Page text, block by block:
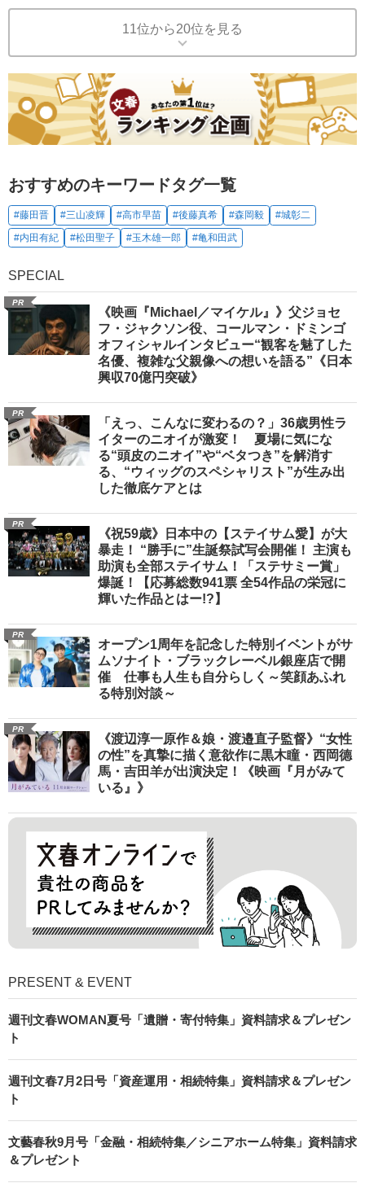
11位から20位を見る
おすすめのキーワードタグ一覧
#藤田晋 #三山凌輝 #高市早苗 #後藤真希 #森岡毅
#城彰二
#内田有紀
#松田聖子 #玉木雄一郎 #亀和田武
SPECIAL
PR
《映画『Michael／マイケル』》父ジョセ
フ・ジャクソン役、コールマン・ドミンゴ
オフィシャルインタビュー“観客を魅了した
名優、複雑な父親像への想いを語る”《日本
興収70億円突破》
PR
「えっ、こんなに変わるの？」36歳男性ラ
イターのニオイが激変！ 夏場に気にな
る“頭皮のニオイ”や“ベタつき”を解消す
る、“ウィッグのスペシャリスト”が生み出
した徹底ケアとは
PR
《祝59歳》日本中の【ステイサム愛】が大
暴走！ “勝手に”生誕祭試写会開催！ 主演も
助演も全部ステイサム！「ステサミー賞」
爆誕！【応募総数941票 全54作品の栄冠に
輝いた作品とはー!?】
PR
オープン1周年を記念した特別イベントがサ
ムソナイト・ブラックレーベル銀座店で開
催 仕事も人生も自分らしく～笑顔あふれ
る特別対談～
PR
《渡辺淳一原作＆娘・渡邉直子監督》“女性
の性”を真摯に描く意欲作に黒木瞳・西岡德
馬・吉田羊が出演決定！《映画『月がみて
いる』》
PRESENT & EVENT
週刊文春WOMAN夏号「遺贈・寄付特集」資料請求＆プレゼン
ト
週刊文春7月2日号「資産運用・相続特集」資料請求＆プレゼン
ト
文藝春秋9月号「金融・相続特集／シニアホーム特集」資料請求
＆プレゼント